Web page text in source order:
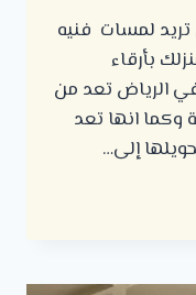
لمسات فنيه
بأرقاء
الرياض تعد من
وكما انها تعد
إلى…